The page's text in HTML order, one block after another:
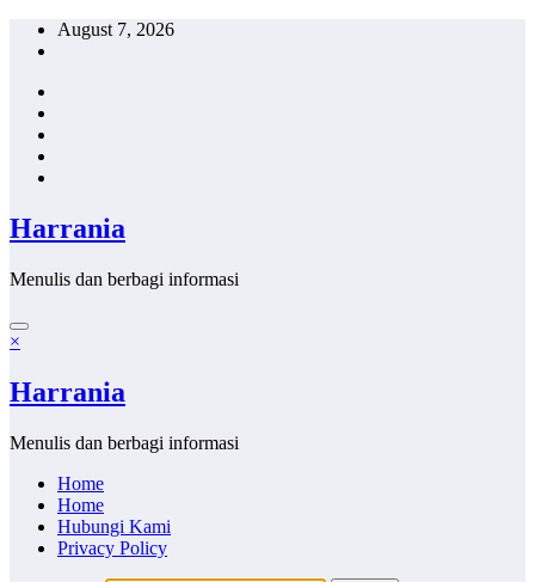
Skip
August 7, 2026
Harrania
Menulis dan berbagi informasi
×
Harrania
Menulis dan berbagi informasi
Home
Home
Hubungi Kami
Privacy Policy